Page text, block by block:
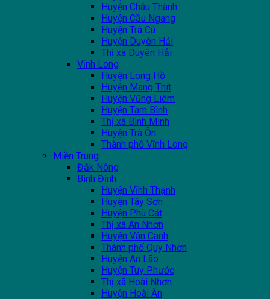
Huyện Châu Thành
Huyện Cầu Ngang
Huyện Trà Cú
Huyện Duyên Hải
Thị xã Duyên Hải
Vĩnh Long
Huyện Long Hồ
Huyện Mang Thít
Huyện Vũng Liêm
Huyện Tam Bình
Thị xã Bình Minh
Huyện Trà Ôn
Thành phố Vĩnh Long
Miền Trung
Đắk Nông
Bình Định
Huyện Vĩnh Thạnh
Huyện Tây Sơn
Huyện Phù Cát
Thị xã An Nhơn
Huyện Vân Canh
Thành phố Quy Nhơn
Huyện An Lão
Huyện Tuy Phước
Thị xã Hoài Nhơn
Huyện Hoài Ân